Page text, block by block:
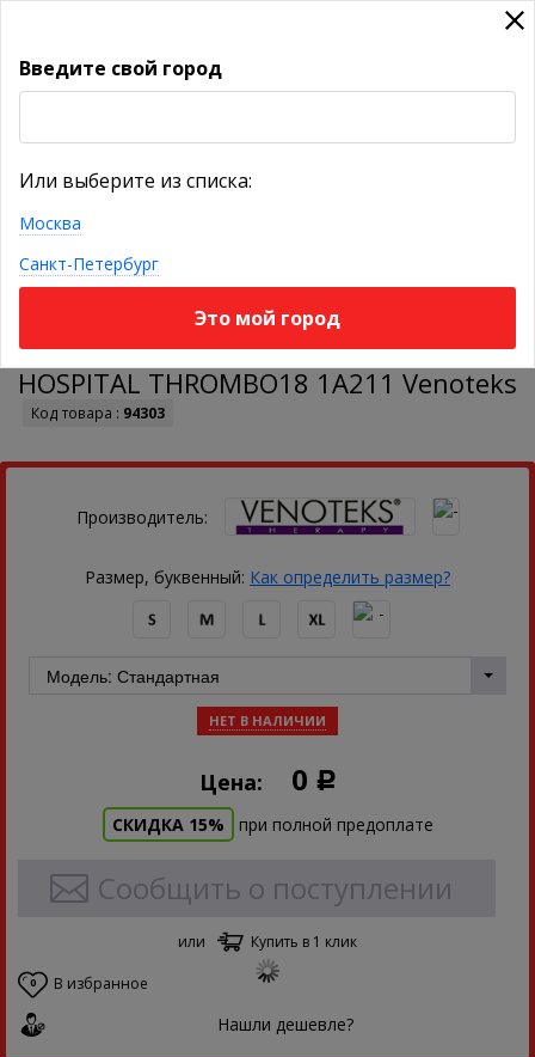
Чулки противоэмболические на поясе
HOSPITAL THROMBO18 1А211 Venoteks
Код товара : 94303
Производитель:
Размер, буквенный: Как определить размер?
НЕТ В НАЛИЧИИ
Цена: 0 Р
СКИДКА 15% при полной предоплате
Сообщить о поступлении
или Купить в 1 клик
0 В избранное
Нашли дешевле?
Введите свой город
Или выберите из списка:
Москва
Санкт-Петербург
Это мой город